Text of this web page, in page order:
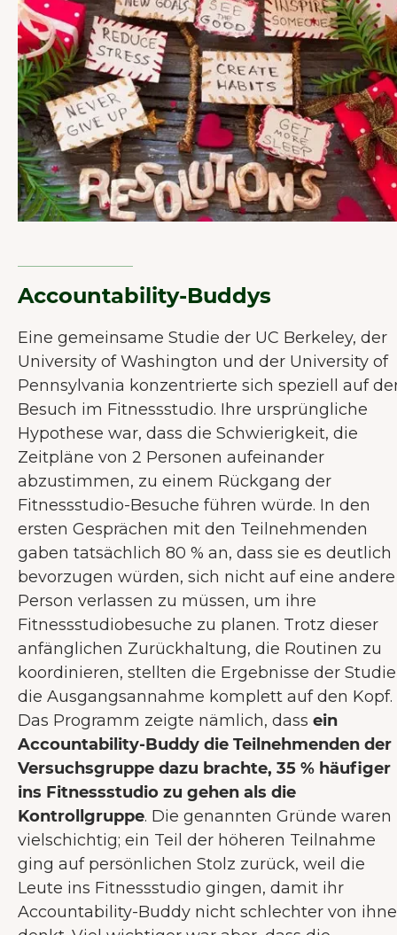
Accountability-Buddys
Eine gemeinsame Studie der UC Berkeley, der
University of Washington und der University of
Pennsylvania konzentrierte sich speziell auf
Besuch im Fitnessstudio. Ihre ursprüngliche
Hypothese war, dass die Schwierigkeit, die
Zeitpläne von 2 Personen aufeinander
abzustimmen, zu einem Rückgang der
Fitnessstudio-Besuche führen würde. In den
ersten Gesprächen mit den Teilnehmenden
gaben tatsächlich 80 % an, dass sie es deutlich
bevorzugen würden, sich nicht auf eine andere
Person verlassen zu müssen, um ihre
Fitnessstudiobesuche zu planen. Trotz dieser
anfänglichen Zurückhaltung, die Routinen zu
koordinieren, stellten die Ergebnisse der Studie
die Ausgangsannahme komplett auf den Kopf.
Das Programm zeigte nämlich, dass ein
Accountability-Buddy die Teilnehmenden der
Versuchsgruppe dazu brachte, 35 % häufiger
ins Fitnessstudio zu gehen als die
Kontrollgruppe. Die genannten Gründe waren
vielschichtig; ein Teil der höheren Teilnahme
ging auf persönlichen Stolz zurück, weil die
Leute ins Fitnessstudio gingen, damit ihr
Accountability-Buddy nicht schlechter von